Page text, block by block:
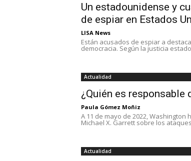
Un estadounidense y
de espiar en Estados
LISA News
Están acusados de espiar a
democracia. Según la justicia
Actualidad
¿Quién es
Paula Gómez Moñiz
A 11 de mayo de 2022,
Michael X. Garrett sobre los
Actualidad